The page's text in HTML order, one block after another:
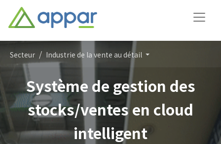
Secteur Industrie de la vente au détail
Système de gestion des
stocks/ventes en cloud
intelligent